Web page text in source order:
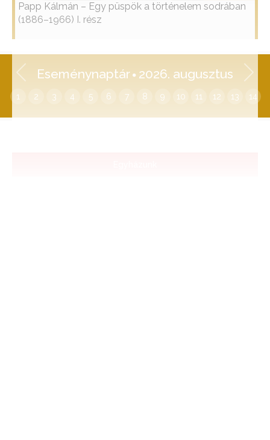
Papp Kálmán – Egy püspök a történelem sodrában
(1886–1966) I. rész
Eseménynaptár 2026. augusztus
1 2 3 4 5 6 7 8 9 10 11 12 13 14